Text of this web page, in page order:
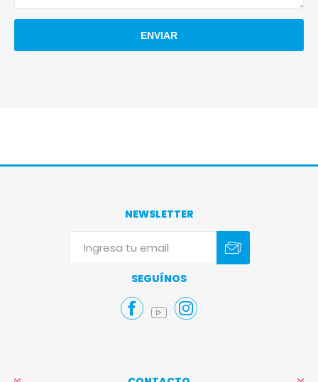
NEWSLETTER
SEGUÍNOS